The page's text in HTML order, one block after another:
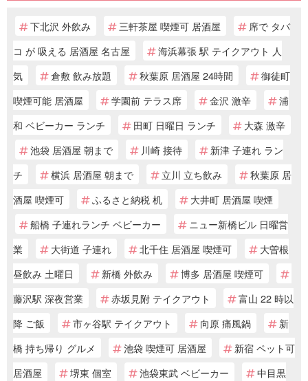
下北沢 外飲み 三軒茶屋 喫煙可 居酒屋
席で タバ
コ が 吸える 居酒屋 名古屋
海浜幕張 駅 テイクアウト 人
気
倉敷 飲み放題 秋葉原 居酒屋 24時間
御徒町
喫煙可能 居酒屋
学園前 テラス席 金沢 激辛
浦
和 ベビーカー ランチ
田町 日曜日 ランチ
大森 激辛
池袋 居酒屋 朝まで
川崎 接待
新津 子連れ ラン
チ
横浜 居酒屋 朝まで 立川 立ち飲み
秋葉原 居
酒屋 喫煙可
ふるさと納税 机
大井町 居酒屋 喫煙
船橋 子連れランチ ベビーカー
ニュー新橋ビル 日曜営
業
大街道 子連れ 北千住 居酒屋 喫煙可
大曽根
昼飲み 土曜日
新橋 外飲み
博多 居酒屋 喫煙可
藤沢駅 深夜営業
赤坂見附 テイクアウト
富山 22 時以
降 ご飯
市ヶ谷駅 テイクアウト 向原 痛風鍋
新
橋 持ち帰り グルメ
池袋 喫煙可 居酒屋
新宿 ペット可
居酒屋
堺東 個室 池袋東武 ベビーカー
中目黒